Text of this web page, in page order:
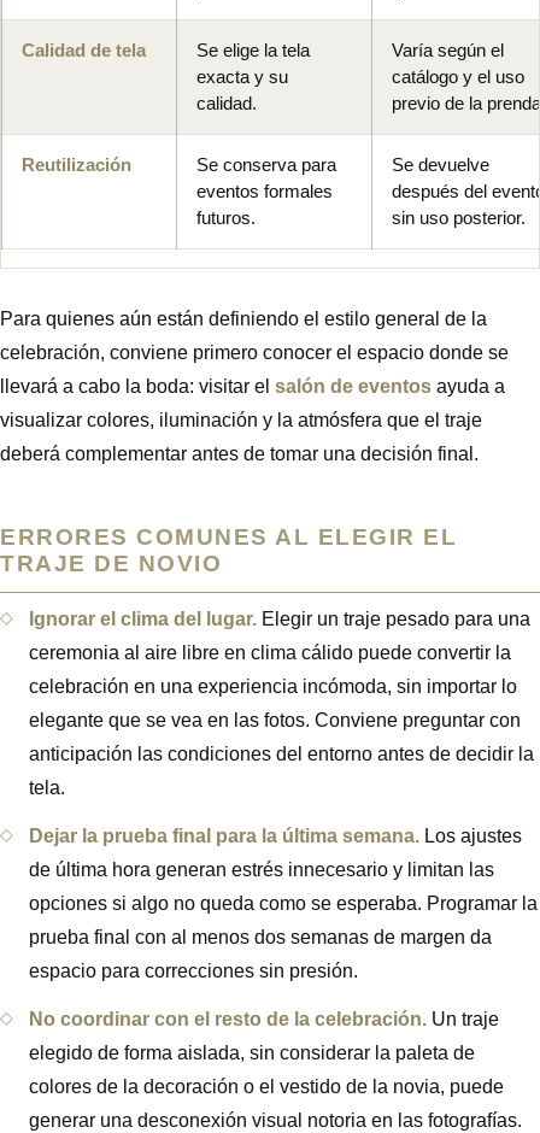
Calidad de tela
Se elige la tela
exacta y su
calidad.
Varía según el
catálogo y el uso
previo de la
Reutilización
Se conserva para
eventos formales
futuros.
Se devuelve
después del
sin uso posterior.
Para quienes aún están definiendo el estilo general de la
celebración, conviene primero conocer el espacio donde se
llevará a cabo la boda: visitar el salón de eventos ayuda a
visualizar colores, iluminación y la atmósfera que el traje
deberá complementar antes de tomar una decisión final.
ERRORES COMUNES AL ELEGIR EL
TRAJE DE NOVIO
Ignorar el clima del lugar. Elegir un traje pesado para una
ceremonia al aire libre en clima cálido puede convertir la
celebración en una experiencia incómoda, sin importar lo
elegante que se vea en las fotos. Conviene preguntar con
anticipación las condiciones del entorno antes de decidir la
tela.
Dejar la prueba final para la última semana. Los ajustes
de última hora generan estrés innecesario y limitan las
opciones si algo no queda como se esperaba. Programar la
prueba final con al menos dos semanas de margen da
espacio para correcciones sin presión.
No coordinar con el resto de la celebración. Un traje
elegido de forma aislada, sin considerar la paleta de
colores de la decoración o el vestido de la novia, puede
generar una desconexión visual notoria en las fotografías.